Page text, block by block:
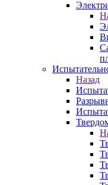
Назад